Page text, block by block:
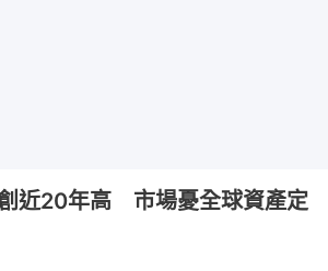
近20年高 市場憂全球資產定